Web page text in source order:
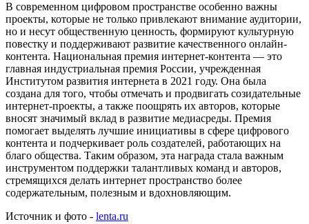
В современном цифровом пространстве особенно важны
проекты, которые не только привлекают внимание аудитории,
но и несут общественную ценность, формируют культурную
повестку и поддерживают развитие качественного онлайн-
контента. Национальная премия интернет-контента — это
главная индустриальная премия России, учрежденная
Институтом развития интернета в 2021 году. Она была
создана для того, чтобы отмечать и продвигать созидательные
интернет-проекты, а также поощрять их авторов, которые
вносят значимый вклад в развитие медиасреды. Премия
помогает выделять лучшие инициативы в сфере цифрового
контента и подчеркивает роль создателей, работающих на
благо общества. Таким образом, эта награда стала важным
инструментом поддержки талантливых команд и авторов,
стремящихся делать интернет пространство более
содержательным, полезным и вдохновляющим.
Источник и фото - lenta.ru